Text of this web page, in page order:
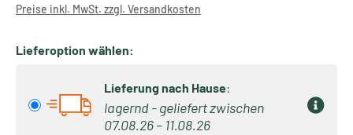
Preise inkl. MwSt. zzgl. Versandkosten
Lieferoption wählen:
Lieferung nach Hause:
lagernd - geliefert zwischen
07.08.26 – 11.08.26